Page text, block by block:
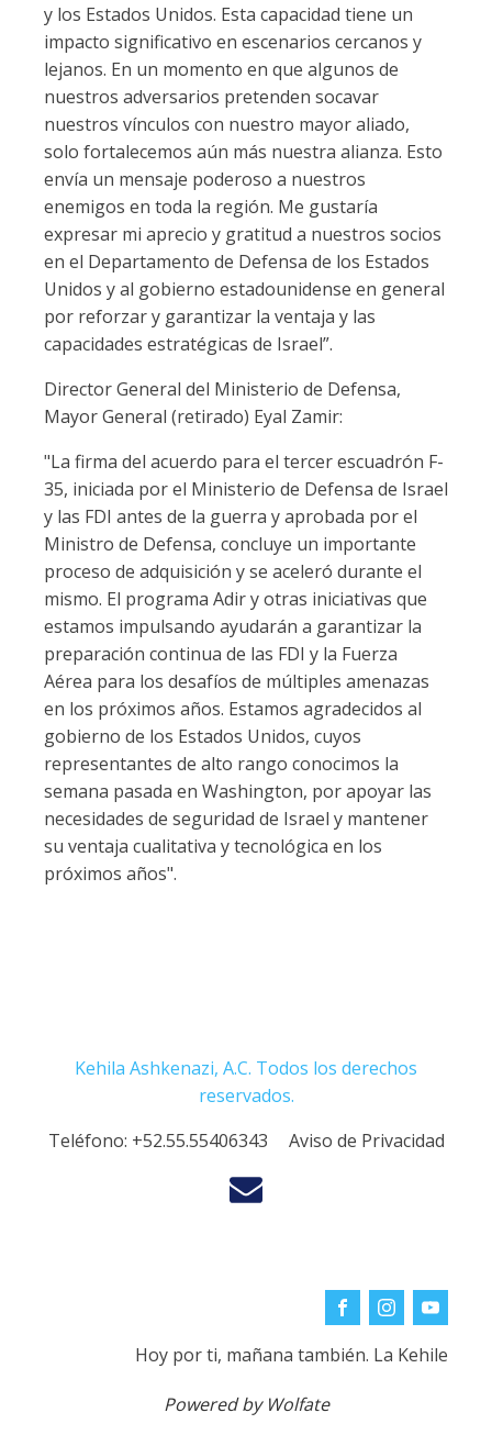
y los Estados Unidos. Esta capacidad tiene un
impacto significativo en escenarios cercanos y
lejanos. En un momento en que algunos de
nuestros adversarios pretenden socavar
nuestros vínculos con nuestro mayor aliado,
solo fortalecemos aún más nuestra alianza. Esto
envía un mensaje poderoso a nuestros
enemigos en toda la región. Me gustaría
expresar mi aprecio y gratitud a nuestros socios
en el Departamento de Defensa de los Estados
Unidos y al gobierno estadounidense en general
por reforzar y garantizar la ventaja y las
capacidades estratégicas de Israel”.
Director General del Ministerio de Defensa,
Mayor General (retirado) Eyal Zamir:
"La firma del acuerdo para el tercer escuadrón F-
35, iniciada por el Ministerio de Defensa de Israel
y las FDI antes de la guerra y aprobada por el
Ministro de Defensa, concluye un importante
proceso de adquisición y se aceleró durante el
mismo. El programa Adir y otras iniciativas que
estamos impulsando ayudarán a garantizar la
preparación continua de las FDI y la Fuerza
Aérea para los desafíos de múltiples amenazas
en los próximos años. Estamos agradecidos al
gobierno de los Estados Unidos, cuyos
representantes de alto rango conocimos la
semana pasada en Washington, por apoyar las
necesidades de seguridad de Israel y mantener
su ventaja cualitativa y tecnológica en los
próximos años".
Kehila Ashkenazi, A.C. Todos los derechos
reservados.
Teléfono: +52.55.55406343 Aviso de Privacidad
Hoy por ti, mañana también. La Kehile
Powered by Wolfate